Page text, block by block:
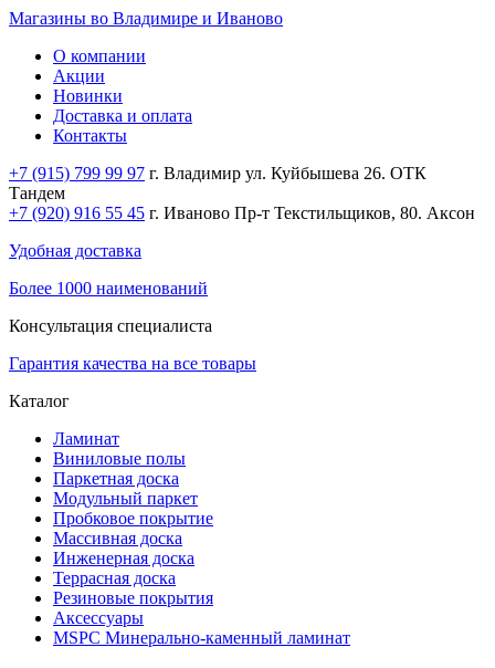
Магазины во Владимире и Иваново
О компании
Акции
Новинки
Доставка и оплата
Контакты
+7 (915) 799 99 97 г. Владимир ул. Куйбышева 26. ОТК
Тандем
+7 (920) 916 55 45 г. Иваново Пр-т Текстильщиков, 80. Аксон
Удобная доставка
Более 1000 наименований
Консультация специалиста
Гарантия качества на все товары
Каталог
Ламинат
Виниловые полы
Паркетная доска
Модульный паркет
Пробковое покрытие
Массивная доска
Инженерная доска
Террасная доска
Резиновые покрытия
Аксессуары
MSPC Минерально-каменный ламинат